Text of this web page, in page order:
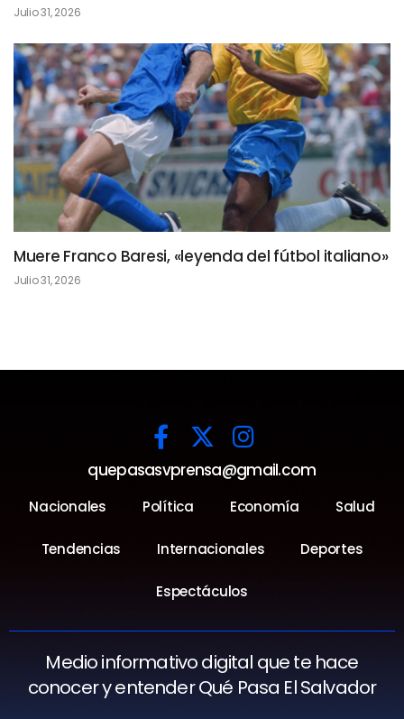
Julio 31, 2026
Muere Franco Baresi, «leyenda del fútbol italiano»
Julio 31, 2026
quepasasvprensa@gmail.com
Nacionales Política Economía Salud
Tendencias Internacionales Deportes
Espectáculos
Medio informativo digital que te hace
conocer y entender Qué Pasa El Salvador